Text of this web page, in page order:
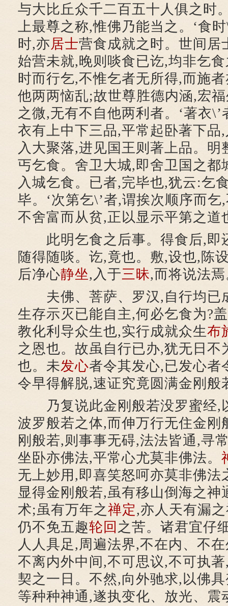
与大比丘众千二百五十人俱之时
上最尊之称,惟佛乃能当之。‘食
时,亦居士营食成就之时。世间居
始营未就,晚则啖食已讫,均非乞
时而行乞,不惟乞者无所得,而施
他两两恼乱;故世尊胜德内涵,宏
之微,无有不自他两利者。‘著衣
衣有上中下三品,平常起卧著下品
入大聚落,进见国王则著上品。明
丐乞食。舍卫大城,即舍卫国之都
入城乞食。已者,完毕也,犹云:乞
毕。‘次第乞\’者,谓挨次顺序而
不舍富而从贫,正以显示平第之道
此明乞食之后事。得食后,即
随得随啖。讫,竟也。敷,设也,陈
后净心静坐,入于三昧,而将说法
夫佛、菩萨、罗汉,自行均已
生存示灭已能自主,何必乞食为?
教化利导众生也,实行成就众生布
之恩也。故虽自行已办,犹无日不
也。未发心者令其发心,已发心者
令早得解脱,速证究竟圆满金刚般
乃复说此金刚般若没罗蜜经,
波罗般若之体,而伸万行无住金刚
刚般若,则事事无碍,法法皆通,寻
坐卧亦佛法,平常心尤莫非佛法。
无上妙用,即喜笑怒呵亦莫非佛法
显得金刚般若,虽有移山倒海之神
术;虽有万年之禅定,亦人天有漏
仍不免五趣轮回 之苦。诸君宜仔
人人具足,周遍法界,不在内、不
不离内外中间,不可思议,不可执
契之一日。不然,向外驰求,以佛
等种种神通,遂执变化、放光、震